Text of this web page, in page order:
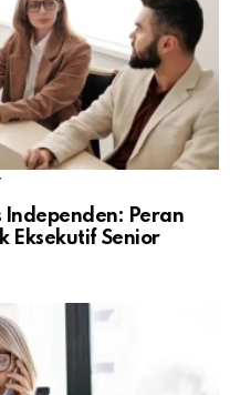
Independen: Peran
Eksekutif Senior